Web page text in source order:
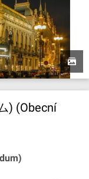
) (Obecní